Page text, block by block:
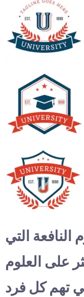
التي
على العلوم
تهم كل فرد